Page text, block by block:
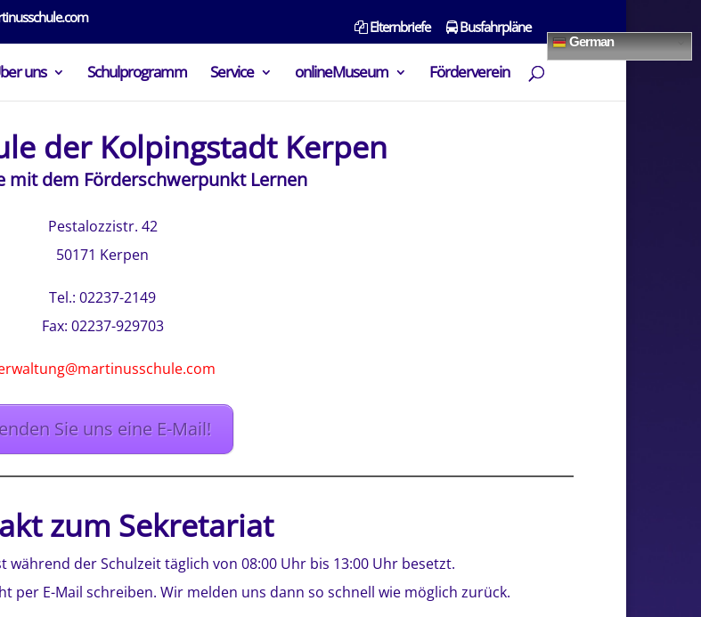
Elternbriefe Busfahrpläne
German
uns Schulprogramm Service onlineMuseum Förderverein
der Kolpingstadt Kerpen
mit dem Förderschwerpunkt Lernen
Pestalozzistr. 42
50171 Kerpen
Tel.: 02237-2149
Fax: 02237-929703
Sie uns eine E-Mail!
zum Sekretariat
der Schulzeit täglich von 08:00 Uhr bis 13:00 Uhr besetzt.
per E-Mail schreiben. Wir melden uns dann so schnell wie möglich zurück.